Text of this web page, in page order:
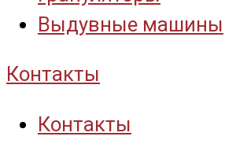
Выдувные машины
Контакты
Контакты